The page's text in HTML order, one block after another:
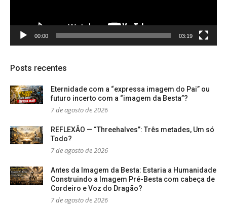
00:00 03:19
Posts recentes
Eternidade com a “expressa imagem do Pai” ou
futuro incerto com a “imagem da Besta”?
7 de agosto de 2026
REFLEXÃO — “Threehalves”: Três metades, Um só
Todo?
7 de agosto de 2026
Antes da Imagem da Besta: Estaria a Humanidade
Construindo a Imagem Pré-Besta com cabeça de
Cordeiro e Voz do Dragão?
7 de agosto de 2026